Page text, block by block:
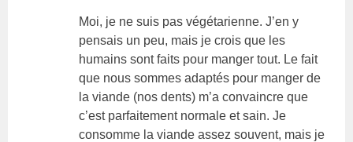
Moi, je ne suis pas végétarienne. J’en y
pensais un peu, mais je crois que les
humains sont faits pour manger tout. Le fait
que nous sommes adaptés pour manger de
la viande (nos dents) m’a convaincre que
c’est parfaitement normale et sain. Je
consomme la viande assez souvent, mais je